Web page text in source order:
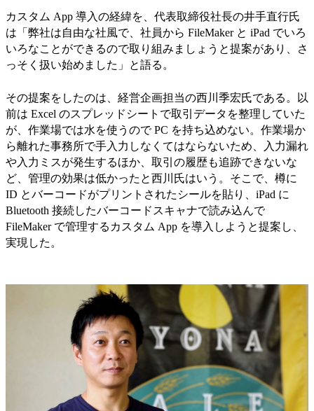
カスタム App 導入の経緯を、代表取締役社長の井手直行氏
は「弊社は自由な社風で、社員から FileMaker と iPad でいろ
いろなことができるので取り組みましょうと提案があり、さ
っそく扱い始めました」と語る。
その提案をしたのは、経営企画担当の西川季宏氏である。以
前は Excel のスプレッドシートで取引データを整理していた
が、作業場では水を使うので PC を持ち込めない。作業場か
ら離れた事務所で手入力しなくてはならないため、入力漏れ
や入力ミスが発生するほか、取引の履歴も追跡できないな
ど、管理の効果は低かったと西川氏はいう。そこで、樽に
ID とバーコードがプリントされたシールを貼り、iPad に
Bluetooth 接続したバーコードスキャナで読み込んで
FileMaker で管理するカスタム App を導入しようと提案し、
実現した。